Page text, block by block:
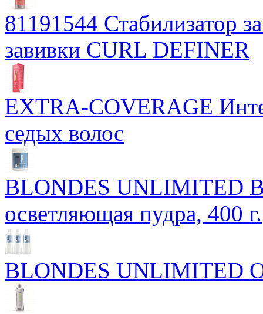
81191544 Стабилизатор
завивки CURL DEFINER
EXTRA-COVERAGE
седых волос
BLONDES UNLIMITED
осветляющая пудра, 400 г.
BLONDES UNLIMITED